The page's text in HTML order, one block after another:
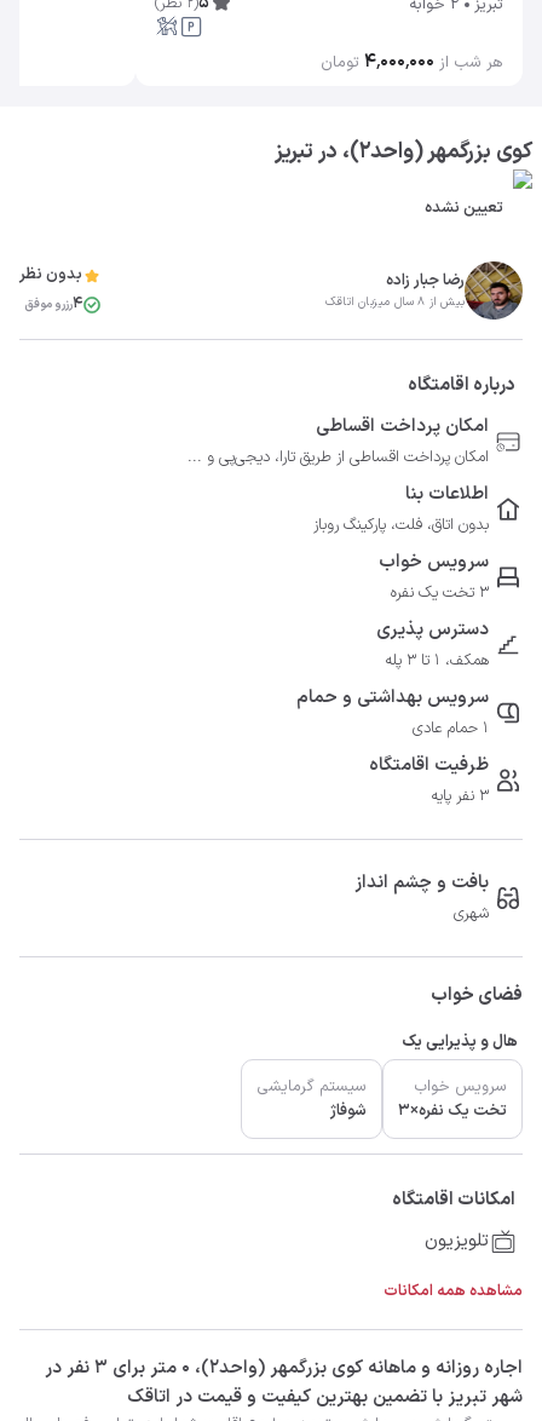
هر شب از ۴٬۰۰۰٬۰۰۰ تومان
کوی بزرگمهر (واحد۲)، در تبریز
تعیین نشده
رضا جبار زاده
بیش از 8 سال میزبان اتاقک
بدون نظر
4رزرو موفق
درباره اقامتگاه
امکان پرداخت اقساطی
امکان پرداخت اقساطی از طریق تارا، دیجی‌پی و ...
اطلاعات بنا
بدون اتاق، فلت، پارکینگ روباز
سرویس خواب
3 تخت یک نفره
دسترس پذیری
همکف، 1 تا 3 پله
سرویس بهداشتی و حمام
1 حمام عادی
ظرفیت اقامتگاه
3 نفر پایه
بافت و چشم انداز
شهری
فضای خواب
هال و پذیرایی یک
سرویس خواب
تخت یک نفره×3
سیستم گرمایشی
شوفاژ
امکانات اقامتگاه
تلویزیون
مشاهده همه امکانات
‫‫اجاره روزانه و ماهانه کوی بزرگمهر (واحد۲)، 0 متر برای 3 نفر در
شهر تبریز با تضمین بهترین کیفیت و قیمت در اتاقک